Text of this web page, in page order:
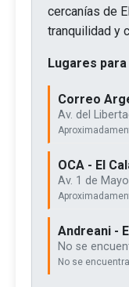
cercanías de
tranquilidad y
Lugares
Correo
Av. del
OCA - El
Av. 1 de
Andreani -
No se
No se